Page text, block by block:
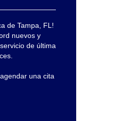
de Tampa, FL!
nuevos y
de última
una cita